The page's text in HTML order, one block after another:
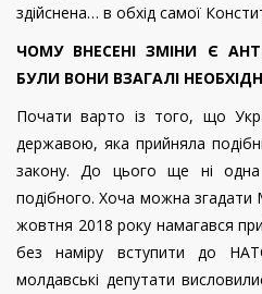
здійснена… в обхід самої
ЧОМУ ВНЕСЕНІ ЗМІНИ Є
БУЛИ ВОНИ ВЗАГАЛІ
Почати варто із того, що
державою, яка прийняла
закону. До цього ще ні одна
подібного. Хоча можна
жовтня 2018 року намагався
без наміру вступити до
молдавські депутати